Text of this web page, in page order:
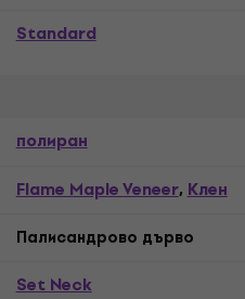
Standard
полиран
Flame Maple Veneer,Kлен
Палисандрово дърво
Set Neck